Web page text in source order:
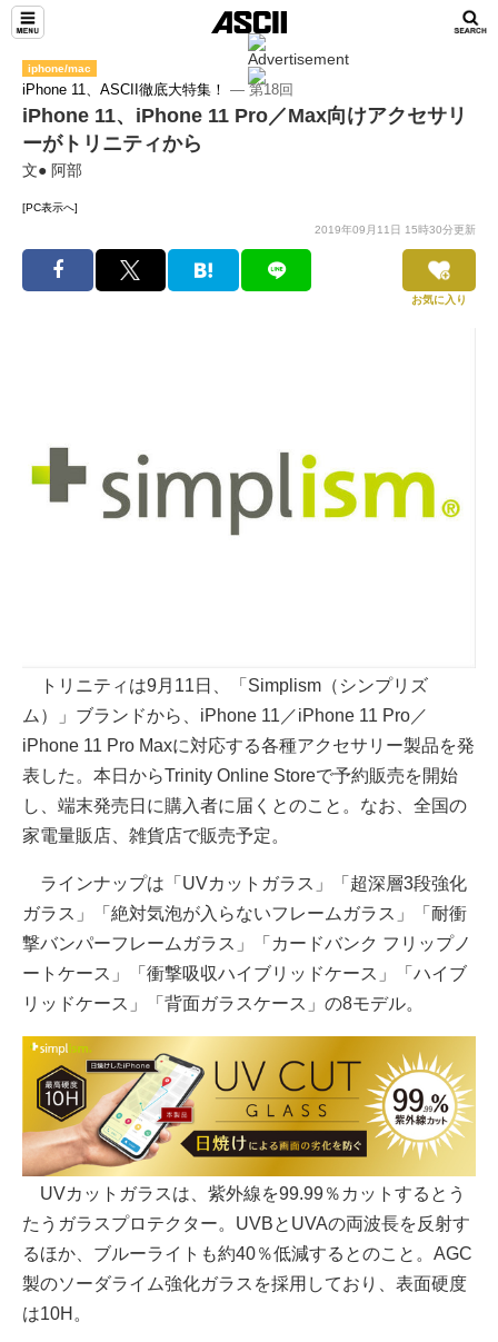
iphone/mac
iPhone 11、ASCII徹底大特集！ ― 第18回
iPhone 11、iPhone 11 Pro／Max向けアクセサリ
ーがトリニティから
文● 阿部
[PC表示へ]
2019年09月11日 15時30分更新
お気に入り
トリニティは9月11日、「Simplism（シンプリズ
ム）」ブランドから、iPhone 11／iPhone 11 Pro／
iPhone 11 Pro Maxに対応する各種アクセサリー製品を発
表した。本日からTrinity Online Storeで予約販売を開始
し、端末発売日に購入者に届くとのこと。なお、全国の
家電量販店、雑貨店で販売予定。
ラインナップは「UVカットガラス」「超深層3段強化
ガラス」「絶対気泡が入らないフレームガラス」「耐衝
撃バンパーフレームガラス」「カードバンク フリップノ
ートケース」「衝撃吸収ハイブリッドケース」「ハイブ
リッドケース」「背面ガラスケース」の8モデル。
UVカットガラスは、紫外線を99.99％カットするとう
たうガラスプロテクター。UVBとUVAの両波長を反射す
るほか、ブルーライトも約40％低減するとのこと。AGC
製のソーダライム強化ガラスを採用しており、表面硬度
は10H。